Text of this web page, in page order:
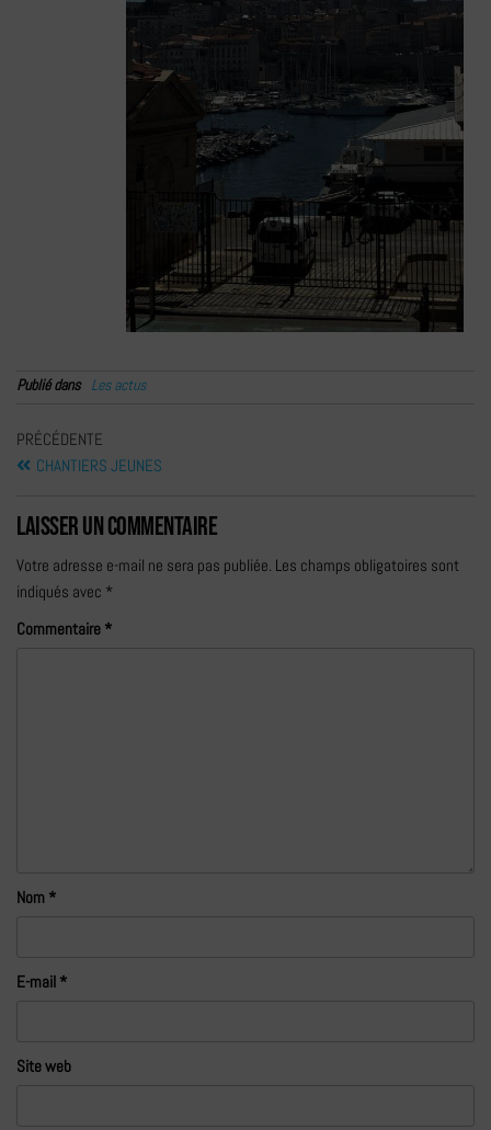
Publié dans Les actus
PRÉCÉDENTE
CHANTIERS JEUNES
Laisser un commentaire
Votre adresse e-mail ne sera pas publiée. Les champs obligatoires sont
indiqués avec *
Commentaire *
Nom *
E-mail *
Site web